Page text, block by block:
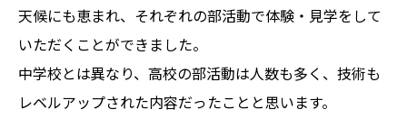
天候にも恵まれ、それぞれの部活動で体験・見学をして
いただくことができました。
中学校とは異なり、高校の部活動は人数も多く、技術も
レベルアップされた内容だったことと思います。